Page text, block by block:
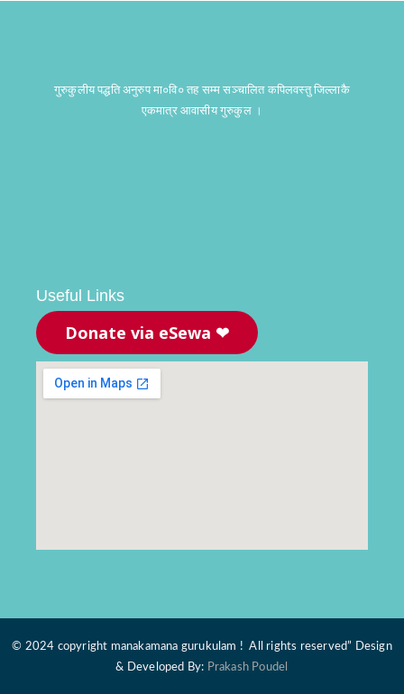
गुरुकुलीय पद्धति अनुरुप मा०वि० तह सम्म सञ्चालित कपिलवस्तु जिल्लाकै
एकमात्र आवासीय गुरुकुल ।
Useful Links
Donate via eSewa ❤
© 2024 copyright manakamana gurukulam ! All rights reserved” Design
& Developed By: Prakash Poudel